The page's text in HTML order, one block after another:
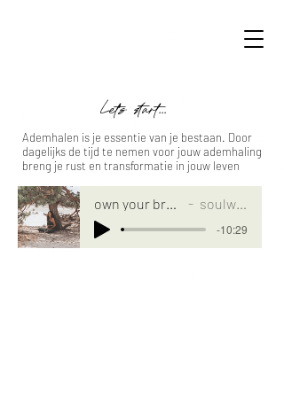
Let's start...
Ademhalen is je essentie van je bestaan. Door
dagelijks de tijd te nemen voor jouw ademhaling
breng je rust en transformatie in jouw leven
soulware
-10:29